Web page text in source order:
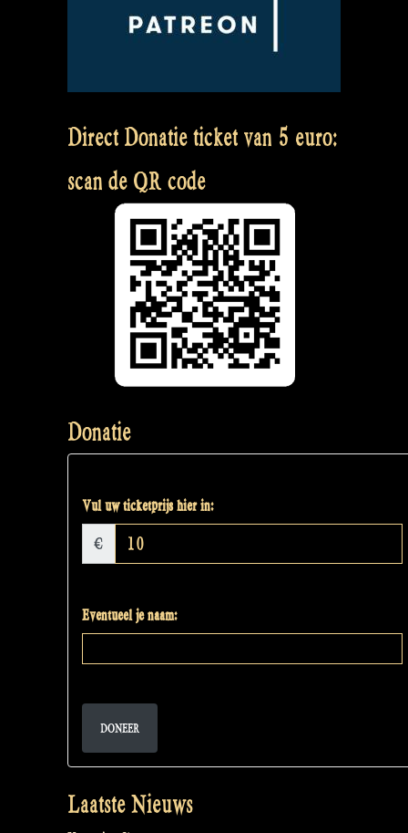
Direct Donatie ticket van 5 euro:
scan de QR code
Donatie
Vul uw ticketprijs hier in:
€
Eventueel je naam:
DONEER
Laatste Nieuws